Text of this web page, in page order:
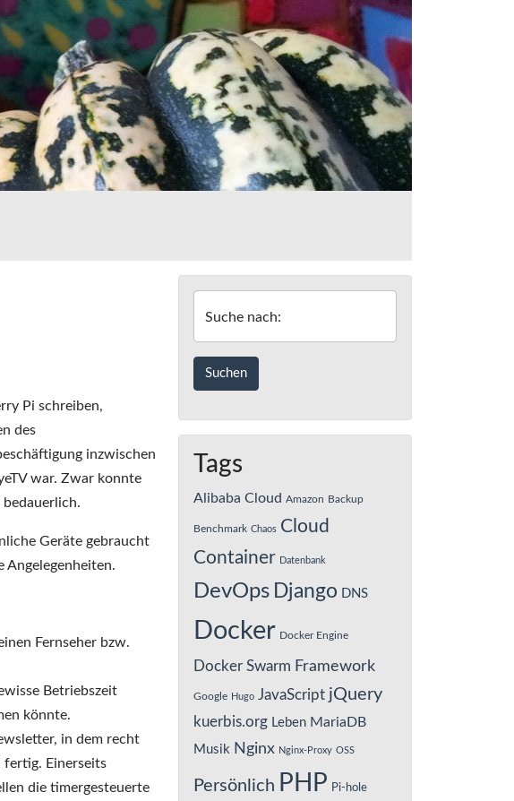
Pi schreiben,
des
inzwischen
war. Zwar konnte
Geräte gebraucht
Angelegenheiten.
Fernseher bzw.
Betriebszeit
könnte.
in dem recht
fertig. Einerseits
die timergesteuerte
Suche nach:
Tags
Alibaba Cloud Amazon Backup
Benchmark Chaos Cloud
Container Datenbank
DevOps Django DNS
Docker Docker Engine
Docker Swarm Framework
Google Hugo JavaScript jQuery
kuerbis.org Leben MariaDB
Musik Nginx Nginx-Proxy OSS
Persönlich PHP Pi-hole